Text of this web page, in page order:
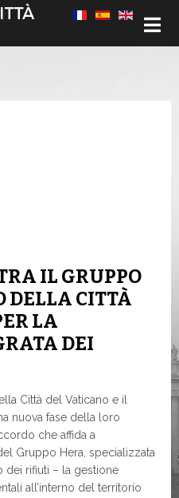
IL GRUPPO
DELLA CITTÀ
LA
DEI
Città del Vaticano e il
nuova fase della loro
che affida a
Gruppo Hera, specializzata
dei rifiuti – la gestione
all’interno del territorio